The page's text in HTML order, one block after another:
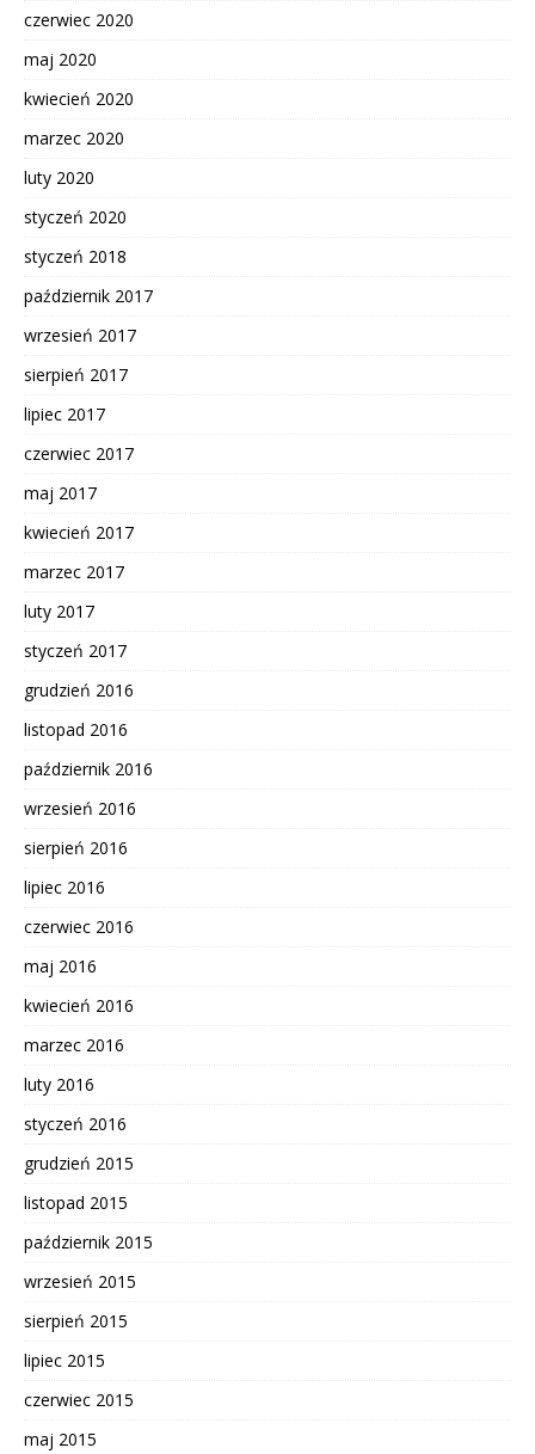
czerwiec 2020
maj 2020
kwiecień 2020
marzec 2020
luty 2020
styczeń 2020
styczeń 2018
październik 2017
wrzesień 2017
sierpień 2017
lipiec 2017
czerwiec 2017
maj 2017
kwiecień 2017
marzec 2017
luty 2017
styczeń 2017
grudzień 2016
listopad 2016
październik 2016
wrzesień 2016
sierpień 2016
lipiec 2016
czerwiec 2016
maj 2016
kwiecień 2016
marzec 2016
luty 2016
styczeń 2016
grudzień 2015
listopad 2015
październik 2015
wrzesień 2015
sierpień 2015
lipiec 2015
czerwiec 2015
maj 2015